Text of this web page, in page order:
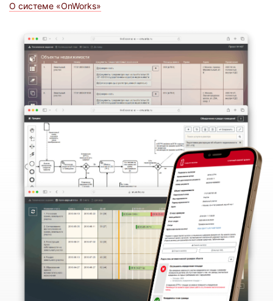
О системе «OnWorks»